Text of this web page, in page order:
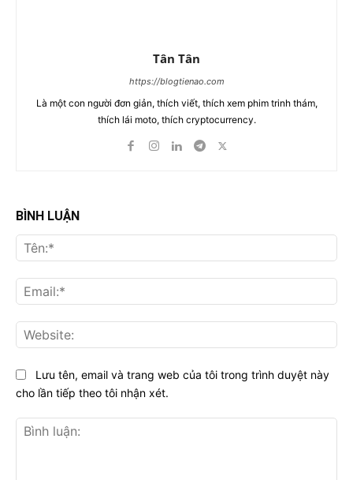
Tân Tân
https://blogtienao.com
Là một con người đơn giản, thích viết, thích xem phim trinh thám,
thích lái moto, thích cryptocurrency.
BÌNH LUẬN
Lưu tên, email và trang web của tôi trong trình duyệt này
cho lần tiếp theo tôi nhận xét.